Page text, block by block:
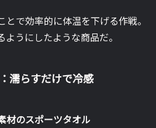
で効率的に体温を下げる作戦。
うにしたような商品だ。
濡らすだけで冷感
材のスポーツタオル